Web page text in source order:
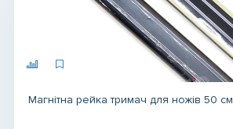
Магнітна рейка тримач для ножів 50 см